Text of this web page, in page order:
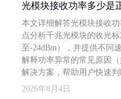
光模块接收功率多少是
本文详细解答光模块接收
点分析千兆光模块的收光
至-24dBm），并提供不同
解释功率异常的常见原因
解决方案，帮助用户快速判
2026年8月4日